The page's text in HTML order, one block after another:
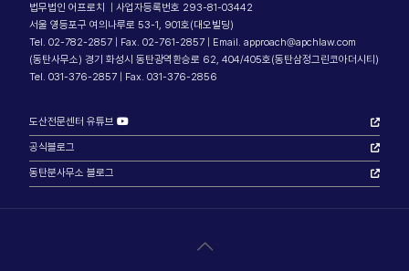
법무법인 어프로치 | 사업자등록번호 293-81-03442
서울 영등포구 여의나루로 53-1, 901호(대오빌딩)
Tel. 02-782-2857 | Fax. 02-761-2857 | Email. approach@apchlaw.com
(동탄사무소) 경기 화성시 동탄광역환승로 62, 404/405호(동탄삼정그린코아더시티)
Tel. 031-376-2857 | Fax. 031-376-2856
도산전문센터 유튜브
공식블로그
동탄분사무소 블로그